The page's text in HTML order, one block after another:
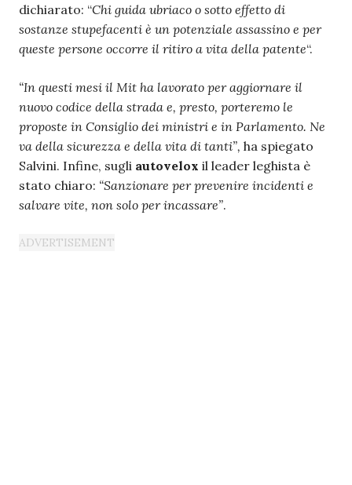
dichiarato: “Chi guida ubriaco o sotto effetto di
sostanze stupefacenti è un potenziale assassino e per
queste persone occorre il ritiro a vita della patente“.
“In questi mesi il Mit ha lavorato per aggiornare il
nuovo codice della strada e, presto, porteremo le
proposte in Consiglio dei ministri e in Parlamento. Ne
va della sicurezza e della vita di tanti”, ha spiegato
Salvini. Infine, sugli autovelox il leader leghista è
stato chiaro: “Sanzionare per prevenire incidenti e
salvare vite, non solo per incassare”.